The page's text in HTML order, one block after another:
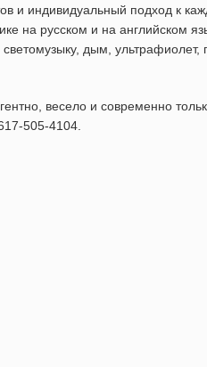
и индивидуальный подход к
на русском и на английском
дым,
весело и современно
505-4104.